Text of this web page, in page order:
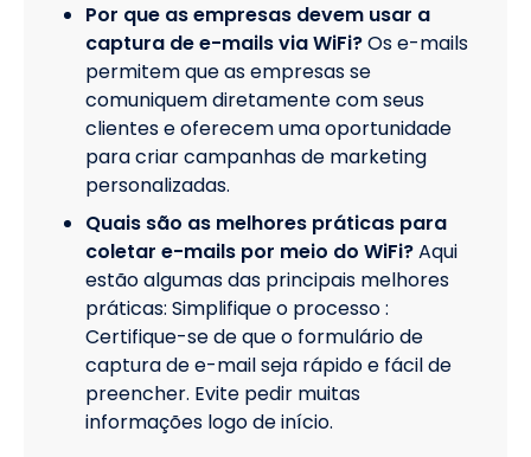
Por que as empresas devem usar a
captura de e-mails via WiFi?Os e-mails
permitem que as empresas se
comuniquem diretamente com seus
clientes e oferecem uma oportunidade
para criar campanhas de marketing
personalizadas.
Quais são as melhores práticas para
coletar e-mails por meio do WiFi?Aqui
estão algumas das principais melhores
práticas: Simplifique o processo :
Certifique-se de que o formulário de
captura de e-mail seja rápido e fácil de
preencher. Evite pedir muitas
informações logo de início.